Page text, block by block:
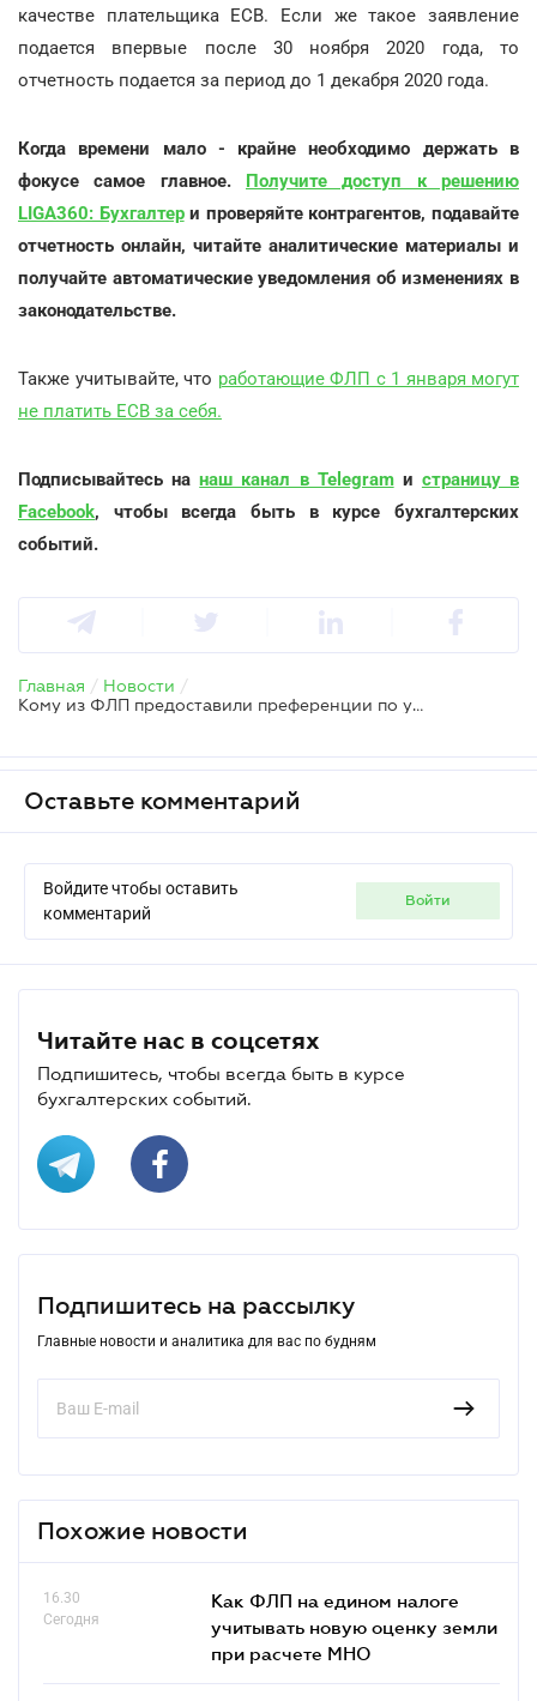
качестве плательщика ЕСВ. Если же такое заявление
подается впервые после 30 ноября 2020 года, то
отчетность подается за период до 1 декабря 2020 года.
Когда времени мало - крайне необходимо держать в
фокусе самое главное. Получите доступ к решению
LIGA360: Бухгалтери проверяйте контрагентов, подавайте
отчетность онлайн, читайте аналитические материалы и
получайте автоматические уведомления об изменениях в
законодательстве.
Также учитывайте, что работающие ФЛП с 1 января могут
не платить ЕСВ за себя.
Подписывайтесь нанаш канал в Telegramи страницу в
Facebook, чтобы всегда быть в курсе бухгалтерских
событий.
Главная / Новости /
Кому из ФЛП предоставили преференции по уплате ЕСВ и списании долгов — ГНС
Оставьте комментарий
Войдите чтобы оставить
комментарий
войти
Читайте нас в соцсетях
Подпишитесь, чтобы всегда быть в курсе
бухгалтерских событий.
Подпишитесь на рассылку
Главные новости и аналитика для вас по будням
Похожие новости
16.30
Сегодня
Как ФЛП на едином налоге
учитывать новую оценку земли
при расчете МНО